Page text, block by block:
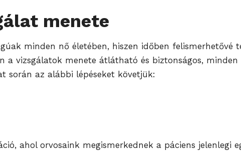
menete
minden nő életében, hiszen időben felismerhetővé
a vizsgálatok menete átlátható és biztonságos, minden
során az alábbi lépéseket követjük:
ahol orvosaink megismerkednek a páciens jelenlegi